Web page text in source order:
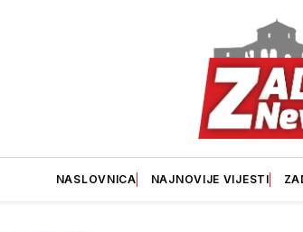
NASLOVNICA NAJNOVIJE VIJESTI